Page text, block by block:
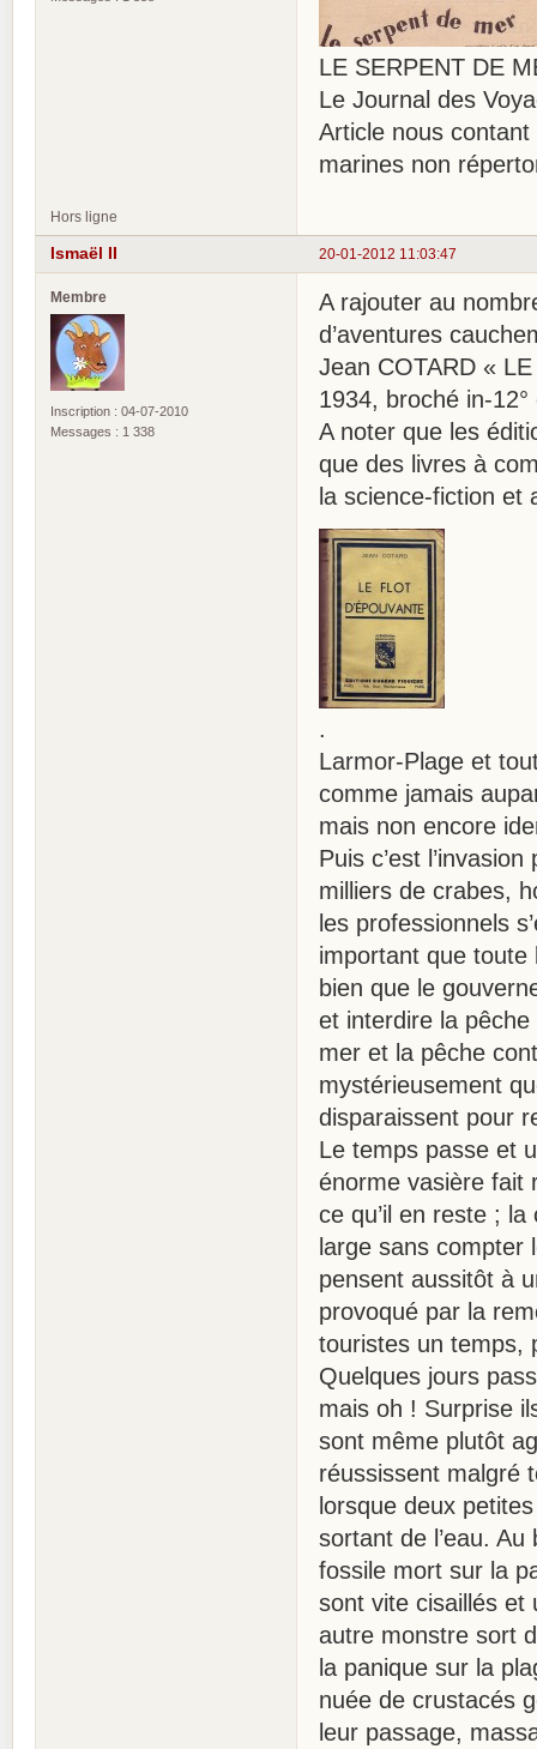
LE SERPENT DE
Le Journal des
Article nous
marines non
Hors ligne
20-01-2012 11:03:47
Ismaël II
Membre
Inscription : 04-07-2010
Messages : 1 338
A rajouter au
d’aventures
Jean COTARD «
1934, broché in-
A noter que les
que des livres à
la science-fiction et
.
Larmor-Plage et
comme jamais
mais non encore
Puis c’est
milliers de crabes,
les professionnels
important que toute
bien que le
et interdire la
mer et la pêche
mystérieusement
disparaissent pour
Le temps passe et
énorme vasière fait
ce qu’il en reste ;
large sans compter
pensent aussitôt à
provoqué par la
touristes un temps,
Quelques jours
mais oh ! Surprise
sont même plutôt
réussissent malgré
lorsque deux
sortant de l’eau.
fossile mort sur la
sont vite cisaillés et
autre monstre sort
la panique sur la
nuée de crustacés
leur passage,